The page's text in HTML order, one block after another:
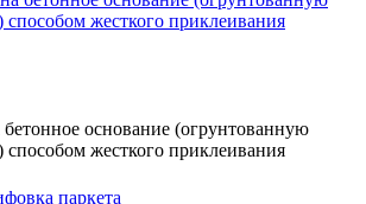
основание (огрунтованную
жесткого приклеивания